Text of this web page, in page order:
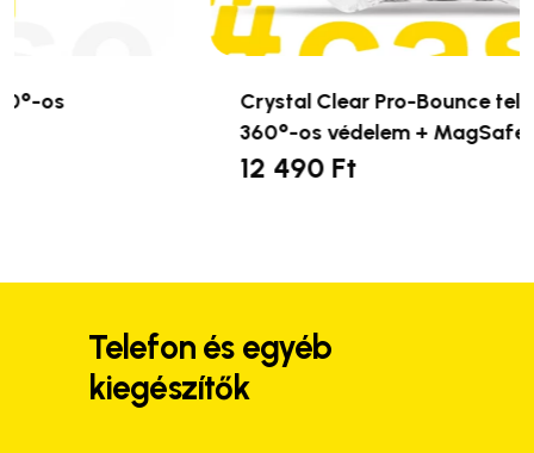
Crystal Clear Pro-Bounce telefontok –
360°-os védelem + MagSafe
Ennek
variációja
A
változatok
Telefon és egyéb
kiegészítők